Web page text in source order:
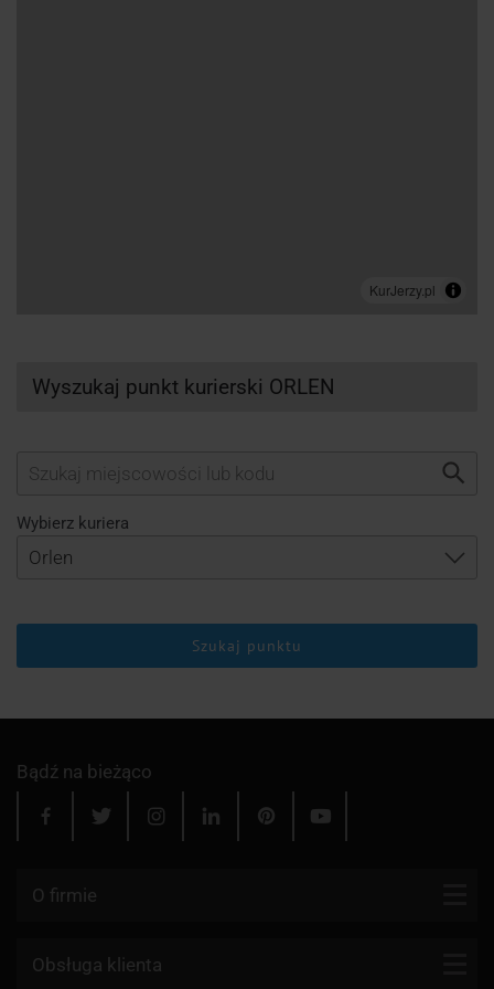
Wyszukaj punkt kurierski ORLEN
Wybierz kuriera
Szukaj punktu
Bądź na bieżąco
O firmie
Kontakt
Obsługa klienta